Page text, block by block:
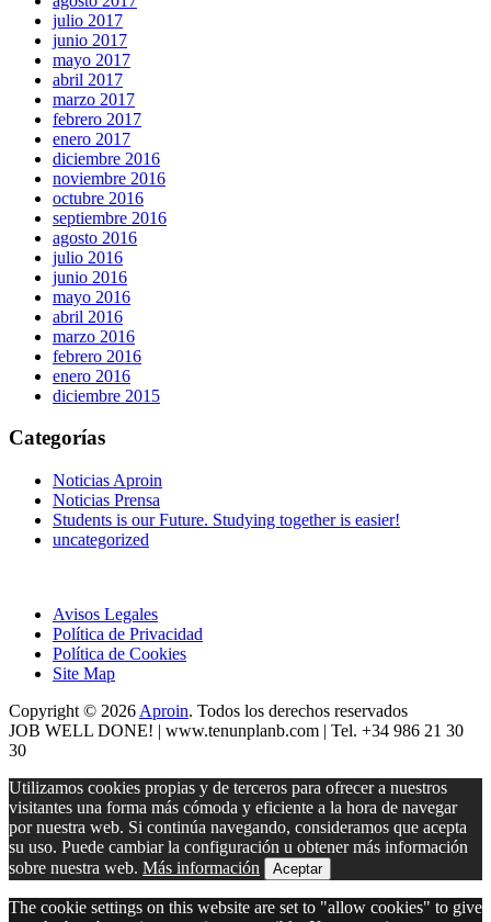
julio 2017
junio 2017
mayo 2017
abril 2017
marzo 2017
febrero 2017
enero 2017
diciembre 2016
noviembre 2016
octubre 2016
septiembre 2016
agosto 2016
julio 2016
junio 2016
mayo 2016
abril 2016
marzo 2016
febrero 2016
enero 2016
diciembre 2015
Categorías
Noticias Aproin
Noticias Prensa
Students is our Future. Studying together is easier!
uncategorized
Avisos Legales
Política de Privacidad
Política de Cookies
Site Map
Copyright © 2026 Aproin. Todos los derechos reservados
JOB WELL DONE! | www.tenunplanb.com | Tel. +34 986 21 30
30
Utilizamos cookies propias y de terceros para ofrecer a nuestros
visitantes una forma más cómoda y eficiente a la hora de navegar
por nuestra web. Si continúa navegando, consideramos que acepta
su uso. Puede cambiar la configuración u obtener más información
sobre nuestra web. Más información Aceptar
The cookie settings on this website are set to "allow cookies" to give